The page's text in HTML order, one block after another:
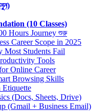
(10 Classes)
Hours Journey শুরু
Career Scope in 2025
Most Students Fail
Tools
Online Career
Browsing Skills
(Docs, Sheets, Drive)
(Gmail + Business Email)